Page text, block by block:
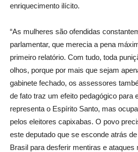
enriquecimento ilícito.
“As mulheres são ofendidas
parlamentar, que merecia a pena
primeiro relatório. Com tudo, toda
olhos, porque por mais que sejam
gabinete fechado, os assessores
de fato traz um efeito pedagógico para
representa o Espírito Santo, mas
pelos eleitores capixabas. O povo
este deputado que se esconde atrás
Brasil para desferir mentiras e ataques